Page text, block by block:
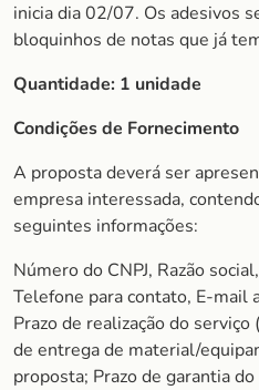
inicia dia 02/07. Os adesivos
bloquinhos de notas que já
Quantidade: 1 unidade
Condições de Fornecimento
A proposta deverá ser
empresa interessada,
seguintes informações:
Número do CNPJ, Razão
Telefone para contato, E-mail
Prazo de realização do
de entrega de material/
proposta; Prazo de garantia